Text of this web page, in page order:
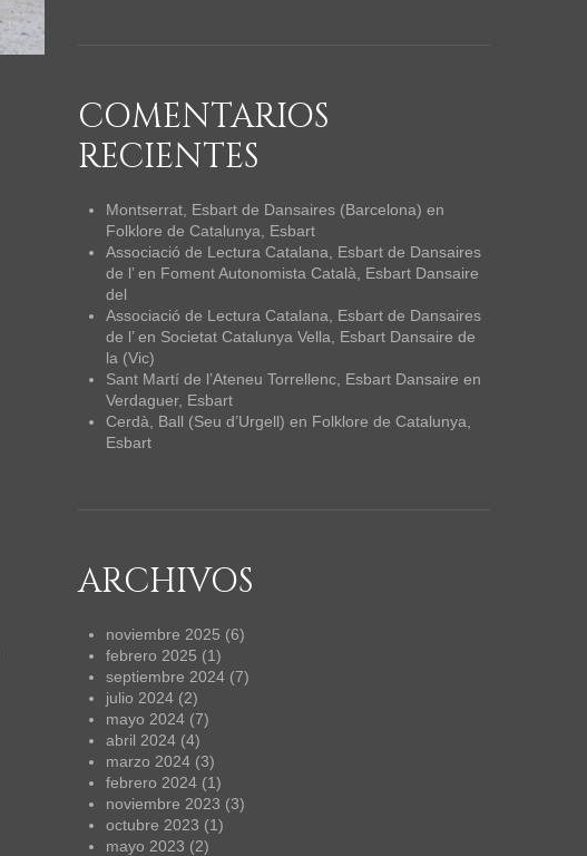
COMENTARIOS
RECIENTES
Montserrat, Esbart de Dansaires (Barcelona) en
Folklore de Catalunya, Esbart
Associació de Lectura Catalana, Esbart de Dansaires
de l’en Foment Autonomista Català, Esbart Dansaire
del
Associació de Lectura Catalana, Esbart de Dansaires
de l’en Societat Catalunya Vella, Esbart Dansaire de
la (Vic)
Sant Martí de l’Ateneu Torrellenc, Esbart Dansaire en
Verdaguer, Esbart
Cerdà, Ball (Seu d’Urgell) en Folklore de Catalunya,
Esbart
ARCHIVOS
noviembre 2025 (6)
febrero 2025 (1)
septiembre 2024 (7)
julio 2024 (2)
mayo 2024 (7)
abril 2024 (4)
marzo 2024 (3)
febrero 2024 (1)
noviembre 2023 (3)
octubre 2023 (1)
mayo 2023 (2)